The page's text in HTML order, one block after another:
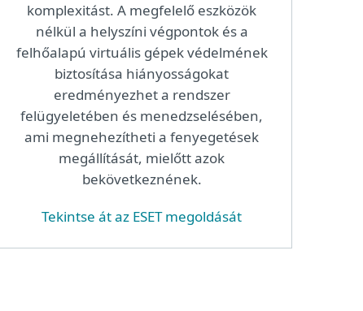
komplexitást. A megfelelő eszközök
nélkül a helyszíni végpontok és a
felhőalapú virtuális gépek védelmének
biztosítása hiányosságokat
eredményezhet a rendszer
felügyeletében és menedzselésében,
ami megnehezítheti a fenyegetések
megállítását, mielőtt azok
bekövetkeznének.
Tekintse át az ESET megoldását